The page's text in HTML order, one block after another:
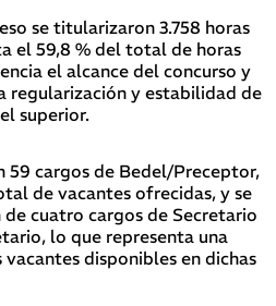
se titularizaron 3.758 horas
el 59,8 % del total de horas
el alcance del concurso y
regularización y estabilidad de
superior.
59 cargos de Bedel/Preceptor,
de vacantes ofrecidas, y se
cuatro cargos de Secretario
lo que representa una
disponibles en dichas